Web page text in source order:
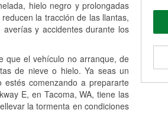
hielo negro y prolongadas
la tracción de las llantas,
y accidentes durante los
que el vehículo no arranque, de
de nieve o hielo. Ya seas un
estés comenzando a prepararte
E, en Tacoma, WA, tiene las
la tormenta en condiciones